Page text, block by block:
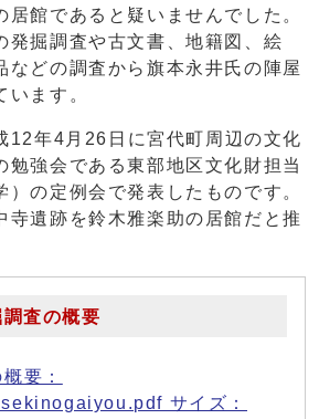
居館であると疑いませんでした。
発掘調査や古文書、地籍図、絵
などの調査から旗本永井氏の陣屋
います。
12年4月26日に宮代町周辺の文化
勉強会である東部地区文化財担当
）の定例会で発表したものです。
寺遺跡を鈴木雅楽助の居館だと推
査の概要
要：
サイズ：